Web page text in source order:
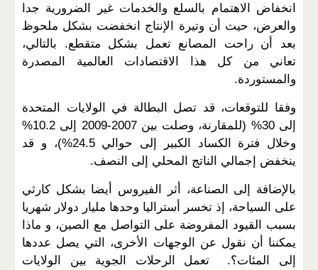
انخفاض الاهتمام بالسلع والخدمات غير الضرورية جدا
والعرض، حيث أن وتيرة الإنتاج انخفضت بشكل ملحوظ
بعد أن راحت المصانع تعمل بشكل متقطع. بالتالي،
تعاني من كل هذا الاقتصادات العالمية المصدرة
والمستوردة.
وفقا للتوقعات، قد تصل البطالة في الولايات المتحدة
إلى 30% (للمقارنة، وصلت بين 2007-2009 إلى 10.2%
وخلال فترة الكساد الكبير إلى حوالي 24.5%)، و قد
ينخفض إجمالي الناتج المحلي إلى النصف.
بالإضافة إلى الصناعة، أثر الفيروس أيضا بشكل كارثي
على السياحة، إذ تخسر أستراليا وحدها مليار دولار شهريا
بسبب القيود المفروضة على التواصل مع الصين، و ماذا
يمكننا أن نقول عن الوجهات الأخرى، التي يصل عددها
إلى المئات؟. تعمل الرحلات الجوية بين الولايات